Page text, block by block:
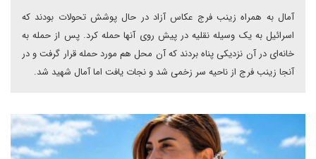
آمال به همراه زینب فرج عکاس آزاد در حال پوشش تحولات بودند که
اسرائیل به یک وسیله نقلیه در پیش روی آنها حمله کرد. پس از حمله به
خانه‌ای در آن نزدیکی پناه بردند که آن محل هم مورد حمله قرار گرفت و در
آنجا زینب فرج از ناحیه سر زخمی شد و نجات یافت اما آمال شهید شد.